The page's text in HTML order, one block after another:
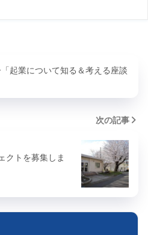
起業について知る＆考える座談
次の記事
クトを募集しま